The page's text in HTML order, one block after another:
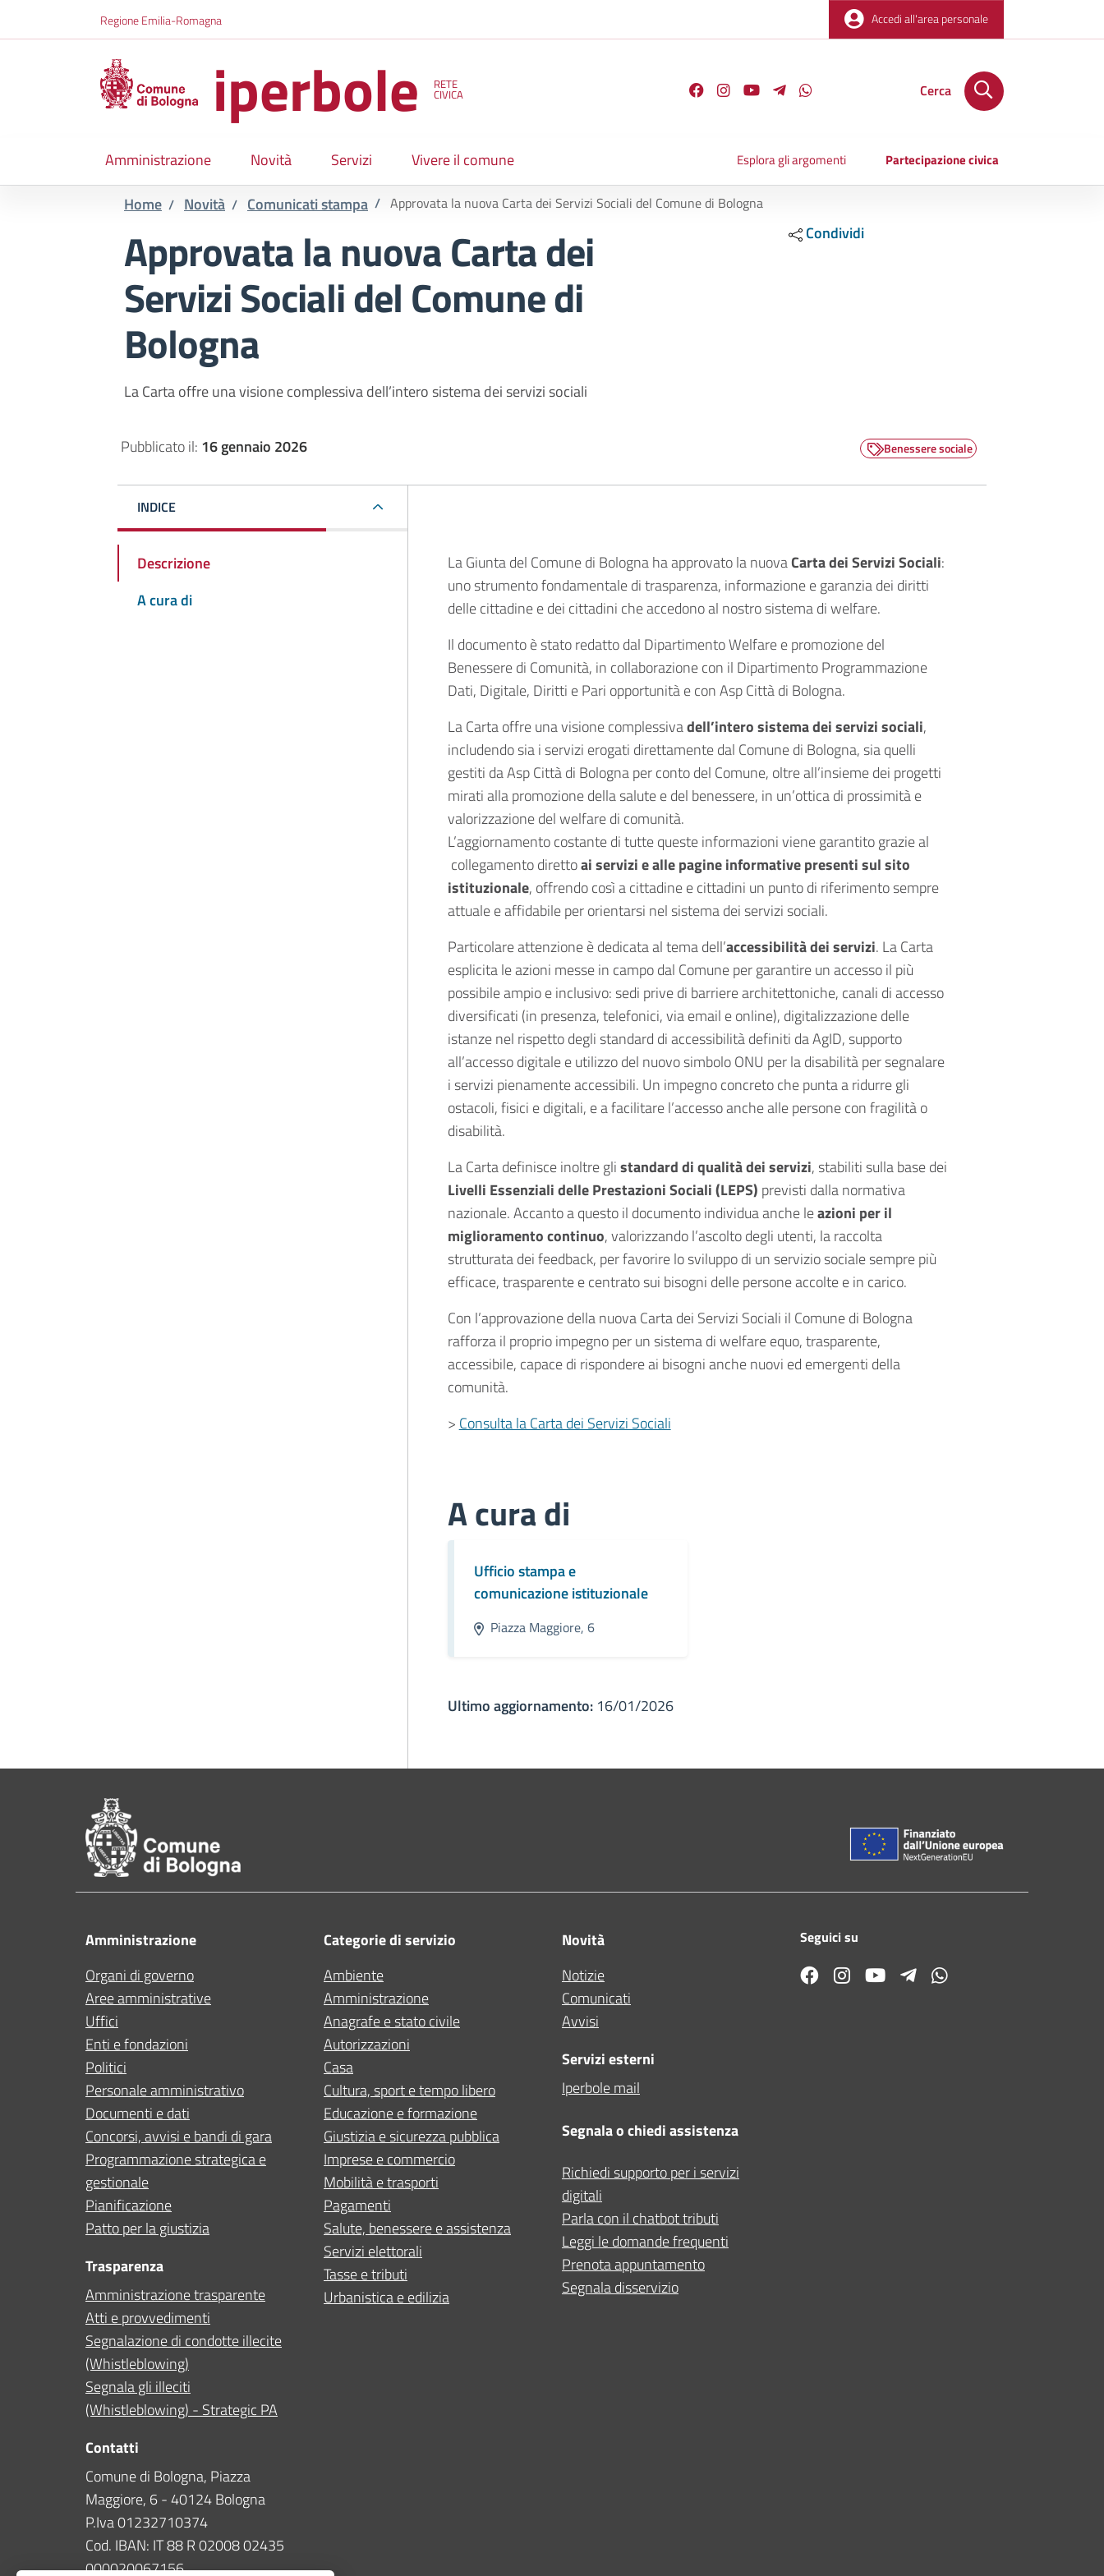
Regione Emilia-Romagna Accedi all'area personale
iperbole RETE
CIVICA Cerca
Amministrazione Novità Servizi Vivere il comune Esplora gli argomenti Partecipazione civica
Home / Novità / Comunicati stampa / Approvata la nuova Carta dei Servizi Sociali del Comune di Bologna
Approvata la nuova Carta dei
Servizi Sociali del Comune di
Bologna
La Carta offre una visione complessiva dell’intero sistema dei servizi sociali
Condividi
Pubblicato il: 16 gennaio 2026 Benessere sociale
INDICE
Descrizione
A cura di
Descrizione
La Giunta del Comune di Bologna ha approvato la nuovaCarta dei Servizi Sociali:
uno strumento fondamentale di trasparenza, informazione e garanzia dei diritti
delle cittadine e dei cittadini che accedono al nostro sistema di welfare.
Il documento è stato redatto dal Dipartimento Welfare e promozione del
Benessere di Comunità, in collaborazione con il Dipartimento Programmazione
Dati, Digitale, Diritti e Pari opportunità e con Asp Città di Bologna.
La Carta offre una visione complessivadell’intero sistema dei servizi sociali,
includendo sia i servizi erogati direttamente dal Comune di Bologna, sia quelli
gestiti da Asp Città di Bologna per conto del Comune, oltre all’insieme dei progetti
mirati alla promozione della salute e del benessere, in un’ottica di prossimità e
valorizzazione del welfare di comunità.
L’aggiornamento costante di tutte queste informazioni viene garantito grazie al
collegamento direttoai servizi e alle pagine informative presenti sul sito
istituzionale, offrendo così a cittadine e cittadini un punto di riferimento sempre
attuale e affidabile per orientarsi nel sistema dei servizi sociali.
Particolare attenzione è dedicata al tema dell’accessibilità dei servizi. La Carta
esplicita le azioni messe in campo dal Comune per garantire un accesso il più
possibile ampio e inclusivo: sedi prive di barriere architettoniche, canali di accesso
diversificati (in presenza, telefonici, via email e online), digitalizzazione delle
istanze nel rispetto degli standard di accessibilità definiti da AgID, supporto
all’accesso digitale e utilizzo del nuovo simbolo ONU per la disabilità per segnalare
i servizi pienamente accessibili. Un impegno concreto che punta a ridurre gli
ostacoli, fisici e digitali, e a facilitare l’accesso anche alle persone con fragilità o
disabilità.
La Carta definisce inoltre glistandard di qualità dei servizi, stabiliti sulla base dei
Livelli Essenziali delle Prestazioni Sociali (LEPS) previsti dalla normativa
nazionale. Accanto a questo il documento individua anche leazioni per il
miglioramento continuo, valorizzando l’ascolto degli utenti, la raccolta
strutturata dei feedback, per favorire lo sviluppo di un servizio sociale sempre più
efficace, trasparente e centrato sui bisogni delle persone accolte e in carico.
Con l’approvazione della nuova Carta dei Servizi Sociali il Comune di Bologna
rafforza il proprio impegno per un sistema di welfare equo, trasparente,
accessibile, capace di rispondere ai bisogni anche nuovi ed emergenti della
comunità.
> Consulta la Carta dei Servizi Sociali
A cura di
Ufficio stampa e
comunicazione istituzionale
Piazza Maggiore, 6
Ultimo aggiornamento: 16/01/2026
Pié di pagina di Comune di Bologna
Amministrazione
Organi di governo
Aree amministrative
Uffici
Enti e fondazioni
Politici
Personale amministrativo
Documenti e dati
Concorsi, avvisi e bandi di gara
Programmazione strategica e
gestionale
Pianificazione
Patto per la giustizia
Trasparenza
Amministrazione trasparente
Atti e provvedimenti
Segnalazione di condotte illecite
(Whistleblowing)
Segnala gli illeciti
(Whistleblowing) - Strategic PA
Contatti
Comune di Bologna, Piazza
Maggiore, 6 - 40124 Bologna
P.Iva 01232710374
Cod. IBAN: IT 88 R 02008 02435
000020067156
Categorie di servizio
Ambiente
Amministrazione
Anagrafe e stato civile
Autorizzazioni
Casa
Cultura, sport e tempo libero
Educazione e formazione
Giustizia e sicurezza pubblica
Imprese e commercio
Mobilità e trasporti
Pagamenti
Salute, benessere e assistenza
Servizi elettorali
Tasse e tributi
Urbanistica e edilizia
Novità
Notizie
Comunicati
Avvisi
Servizi esterni
Iperbole mail
Segnala o chiedi assistenza
Richiedi supporto per i servizi
digitali
Parla con il chatbot tributi
Leggi le domande frequenti
Prenota appuntamento
Segnala disservizio
Seguici su